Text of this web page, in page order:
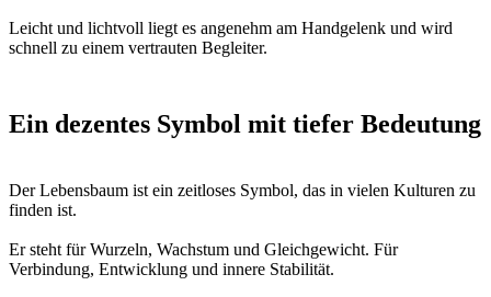
Leicht und lichtvoll liegt es angenehm am Handgelenk und wird
schnell zu einem vertrauten Begleiter.
Ein dezentes Symbol mit tiefer Bedeutung
Der Lebensbaum ist ein zeitloses Symbol, das in vielen Kulturen zu
finden ist.
Er steht für Wurzeln, Wachstum und Gleichgewicht. Für
Verbindung, Entwicklung und innere Stabilität.